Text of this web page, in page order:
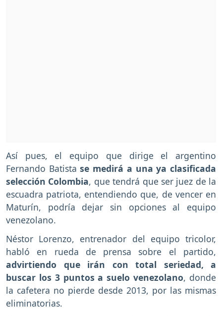
Así pues, el equipo que dirige el argentino
Fernando Batistase medirá a una ya clasificada
selección Colombia, que tendrá que ser juez de la
escuadra patriota, entendiendo que, de vencer en
Maturín, podría dejar sin opciones al equipo
venezolano.
Néstor Lorenzo, entrenador del equipo tricolor,
habló en rueda de prensa sobre el partido,
advirtiendo que irán con total seriedad, a
buscar los 3 puntos a suelo venezolano, donde
la cafetera no pierde desde 2013, por las mismas
eliminatorias.